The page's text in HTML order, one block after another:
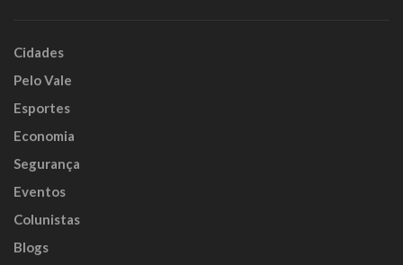
Cidades
Pelo Vale
Esportes
Economia
Segurança
Eventos
Colunistas
Blogs